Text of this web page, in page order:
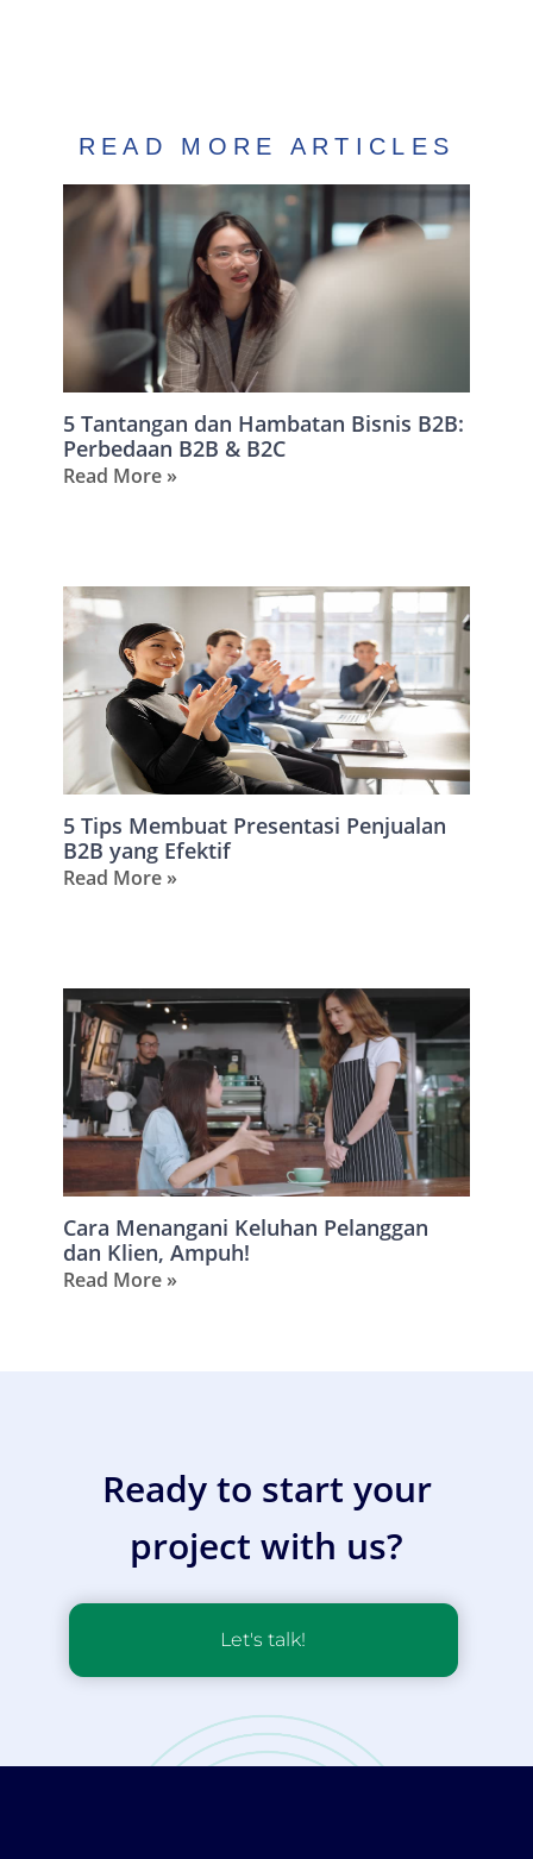
READ MORE ARTICLES
5 Tantangan dan Hambatan Bisnis B2B:
Perbedaan B2B & B2C
Read More »
5 Tips Membuat Presentasi Penjualan
B2B yang Efektif
Read More »
Cara Menangani Keluhan Pelanggan
dan Klien, Ampuh!
Read More »
Ready to start your
project with us?
Let's talk!